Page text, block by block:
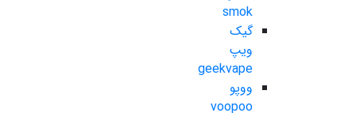
smok
گیک
ویپ
geekvape
ووپو
voopoo